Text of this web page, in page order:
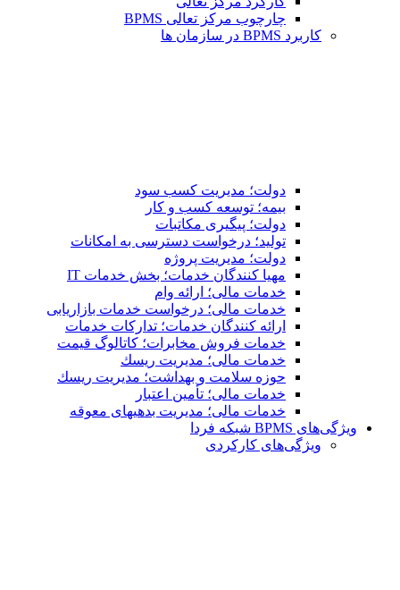
چارچوب مرکز تعالی BPMS
کاربرد BPMS در سازمان ها
دولت؛ مدیریت کسب سود
بیمه؛ توسعه کسب و کار
دولت؛ پیگیری مکاتبات
تولید؛ درخواست دسترسی به امكانات
دولت؛ مدیریت پروژه
مهیا کنندگان خدمات؛ بخش خدمات IT
خدمات مالی؛ ارائه وام
خدمات مالی؛ درخواست خدمات بازاریابی
ارائه کنندگان خدمات؛ تدارکات خدمات
خدمات فروش مخابرات؛ کاتالوگ قیمت
خدمات مالی؛ مدیریت ریسك
حوزه سلامت و بهداشت؛ مدیریت ریسك
خدمات مالی؛ تأمین اعتبار
خدمات مالی؛ مدیریت بدهیهاى معوقه
ویژگی‌های BPMS شبکه فردا
ویژگی‌های كاركردی